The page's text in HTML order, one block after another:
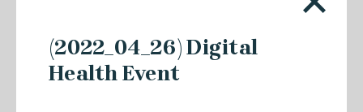
INFO-SESSION (KOSTENFREI)
Berufsbegleitend zum Master
(2022_04_26) Digital
Health Event